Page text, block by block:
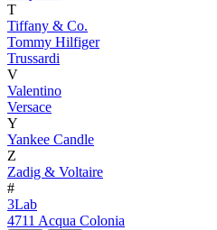
T
Tiffany & Co.
Tommy Hilfiger
Trussardi
V
Valentino
Versace
Y
Yankee Candle
Z
Zadig & Voltaire
#
3Lab
4711 Acqua Colonia